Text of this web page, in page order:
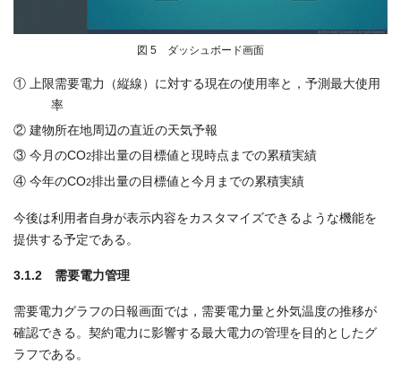
図 5 ダッシュボード画面
① 上限需要電力（縦線）に対する現在の使用率と，予測最大使用
率
② 建物所在地周辺の直近の天気予報
③ 今月のCO2排出量の目標値と現時点までの累積実績
④ 今年のCO2排出量の目標値と今月までの累積実績
今後は利用者自身が表示内容をカスタマイズできるような機能を
提供する予定である。
3.1.2 需要電力管理
需要電力グラフの日報画面では，需要電力量と外気温度の推移が
確認できる。契約電力に影響する最大電力の管理を目的としたグ
ラフである。